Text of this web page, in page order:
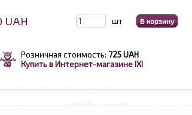
UAH шт
Розничная стоимость: 725 UAH
Купить в Интернет-магазине IXI